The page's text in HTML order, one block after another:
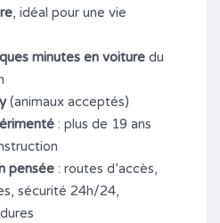
, idéal pour une vie
minutes en voiture du
(animaux acceptés)
: plus de 19 ans
pensée : routes d’accès,
sécurité 24h/24,